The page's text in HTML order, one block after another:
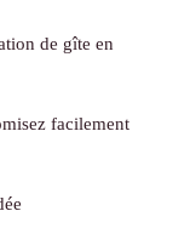
de gîte en
facilement